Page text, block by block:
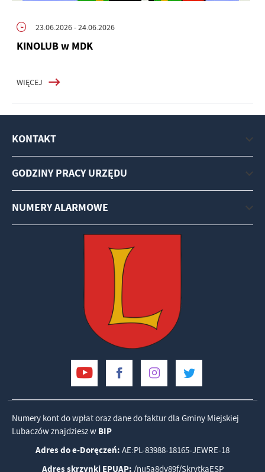
23.06.2026- 24.06.2026
KINOLUB w MDK
WIĘCEJ
KONTAKT
GODZINY PRACY URZĘDU
NUMERY ALARMOWE
Numery kont do wpłat oraz dane do faktur dla Gminy Miejskiej
Lubaczów znajdziesz w BIP
Adres do e-Doręczeń: AE:PL-83988-18165-JEWRE-18
Adres skrzynki EPUAP: /nu5a8dv89f/SkrytkaESP